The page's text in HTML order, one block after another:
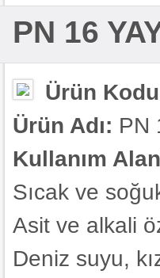
PN 16
Ürün
Ürün Adı: PN
Kullanım
Sıcak ve
Asit ve alkali
Deniz suyu,